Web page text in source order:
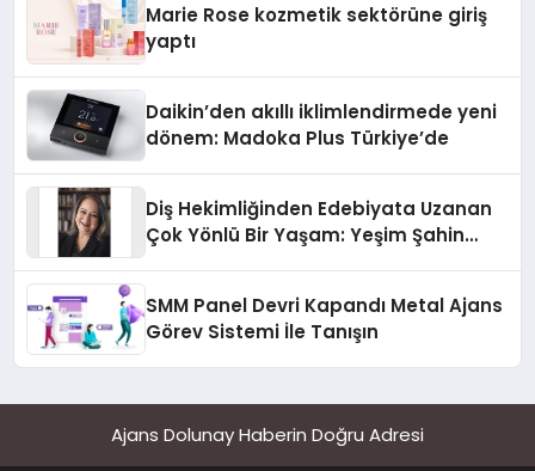
Marie Rose kozmetik sektörüne giriş
yaptı
Daikin’den akıllı iklimlendirmede yeni
dönem: Madoka Plus Türkiye’de
Diş Hekimliğinden Edebiyata Uzanan
Çok Yönlü Bir Yaşam: Yeşim Şahin
SMM Panel Devri Kapandı Metal Ajans
Görev Sistemi İle Tanışın
Ajans Dolunay Haberin Doğru Adresi